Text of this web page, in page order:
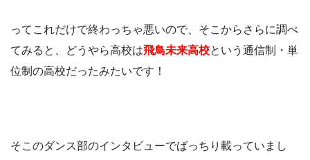
ってこれだけで終わっちゃ悪いので、そこからさらに調べ
てみると、どうやら高校は飛鳥未来高校という通信制・単
位制の高校だったみたいです！
そこのダンス部のインタビューでばっちり載っていまし